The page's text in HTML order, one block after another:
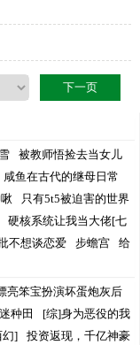
下一页
被教师悟捡去当女儿
咸鱼在古代的继母日常
只有5t5被迫害的世界
硬核系统让我当大佬[七
不想谈恋爱 步蟾宫
给
亮笨宝扮演坏蛋炮灰后
种田
[综]身为恶役的我
幻] 投资返现，千亿神豪